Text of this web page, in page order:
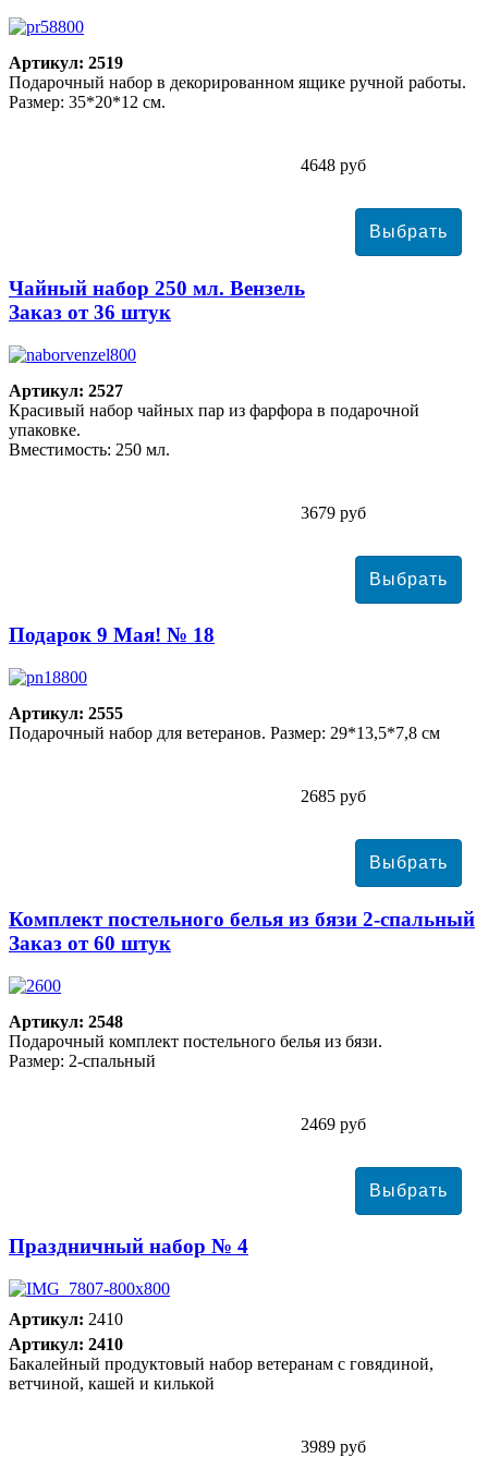
Артикул: 2519
Подарочный набор в декорированном ящике ручной работы.
Размер: 35*20*12 см.
4648 руб
Чайный набор 250 мл. Вензель
Заказ от 36 штук
Артикул: 2527
Красивый набор чайных пар из фарфора в подарочной
упаковке.
Вместимость: 250 мл.
3679 руб
Подарок 9 Мая! № 18
Артикул: 2555
Подарочный набор для ветеранов. Размер: 29*13,5*7,8 см
2685 руб
Комплект постельного белья из бязи 2-спальный
Заказ от 60 штук
Артикул: 2548
Подарочный комплект постельного белья из бязи.
Размер: 2-спальный
2469 руб
Праздничный набор № 4
Артикул: 2410
Артикул: 2410
Бакалейный продуктовый набор ветеранам с говядиной,
ветчиной, кашей и килькой
3989 руб